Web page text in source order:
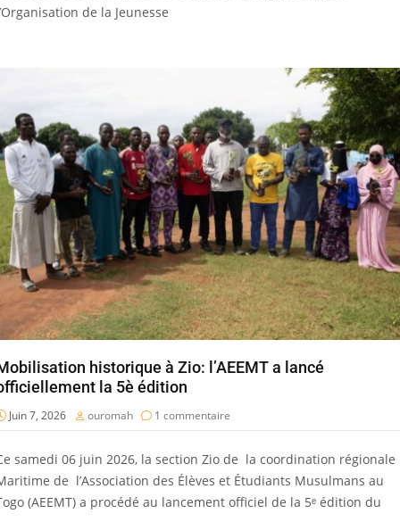
de la Jeunesse
historique à Zio: l’AEEMT a lancé
la 5è édition
Juin 7, 2026 ouromah 1 commentaire
samedi 06 juin 2026, la section Zio de la coordination régionale
de l’Association des Élèves et Étudiants Musulmans au
(AEEMT) a procédé au lancement officiel de la 5ᵉ édition du